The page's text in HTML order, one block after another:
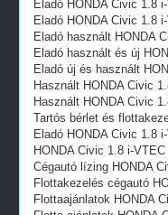
Eladó HONDA Civic 1.8
Eladó HONDA Civic 1.8
Eladó használt HONDA
Eladó használt és új
Eladó új és használt
Használt HONDA Civic
Használt HONDA Civic
Tartós bérlet és
Eladó HONDA Civic 1.8
HONDA Civic 1.8 i-
Cégautó lízing HONDA
Flottakezelés cégautó
Flottaajánlatok HONDA